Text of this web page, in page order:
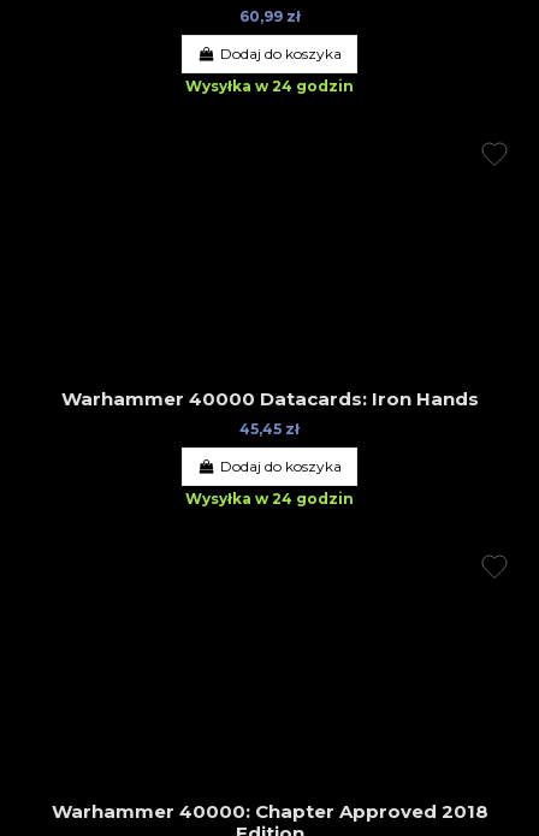
60,99 zł
Dodaj do koszyka
Wysyłka w 24 godzin
Warhammer 40000 Datacards: Iron Hands
45,45 zł
Dodaj do koszyka
Wysyłka w 24 godzin
Warhammer 40000: Chapter Approved 2018